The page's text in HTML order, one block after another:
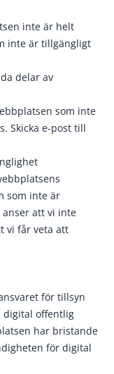
inte är helt
inte är tillgängligt
delar av
som inte
Skicka e-post till
som inte är
att vi inte
vi får veta att
för tillsyn
digital offentlig
har bristande
för digital